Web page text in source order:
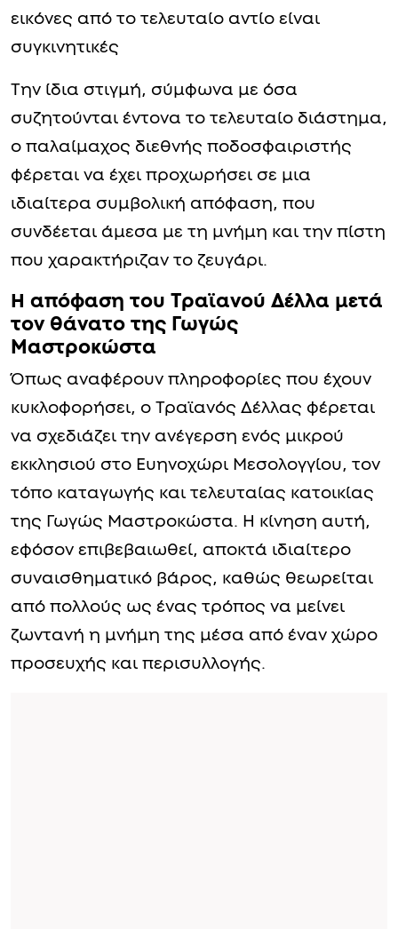
εικόνες από το τελευταίο αντίο είναι
συγκινητικές
Την ίδια στιγμή, σύμφωνα με όσα
συζητούνται έντονα το τελευταίο διάστημα,
ο παλαίμαχος διεθνής ποδοσφαιριστής
φέρεται να έχει προχωρήσει σε μια
ιδιαίτερα συμβολική απόφαση, που
συνδέεται άμεσα με τη μνήμη και την πίστη
που χαρακτήριζαν το ζευγάρι.
Η απόφαση του Τραϊανού Δέλλα μετά
τον θάνατο της Γωγώς
Μαστροκώστα
Όπως αναφέρουν πληροφορίες που έχουν
κυκλοφορήσει, ο Τραϊανός Δέλλας φέρεται
να σχεδιάζει την ανέγερση ενός μικρού
εκκλησιού στο Ευηνοχώρι Μεσολογγίου, τον
τόπο καταγωγής και τελευταίας κατοικίας
της Γωγώς Μαστροκώστα. Η κίνηση αυτή,
εφόσον επιβεβαιωθεί, αποκτά ιδιαίτερο
συναισθηματικό βάρος, καθώς θεωρείται
από πολλούς ως ένας τρόπος να μείνει
ζωντανή η μνήμη της μέσα από έναν χώρο
προσευχής και περισυλλογής.